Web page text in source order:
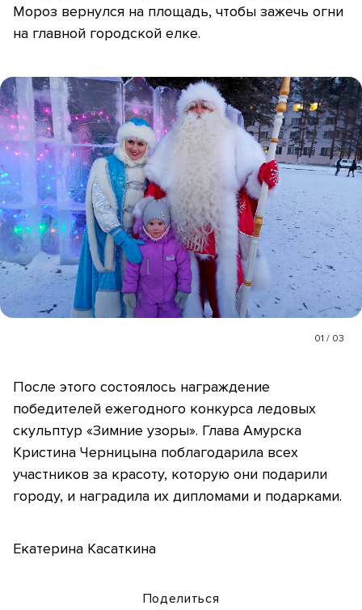
Мороз вернулся на площадь, чтобы зажечь огни
на главной городской елке.
01 / 03
После этого состоялось награждение
победителей ежегодного конкурса ледовых
скульптур «Зимние узоры». Глава Амурска
Кристина Черницына поблагодарила всех
участников за красоту, которую они подарили
городу, и наградила их дипломами и подарками.
Екатерина Касаткина
Поделиться